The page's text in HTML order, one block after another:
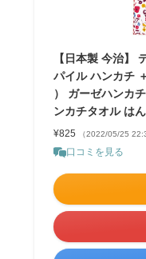
【日本製 今治】
パイル ハンカチ
） ガーゼハンカ
ンカチタオル は
¥825 （2022/05/25
口コミを見る